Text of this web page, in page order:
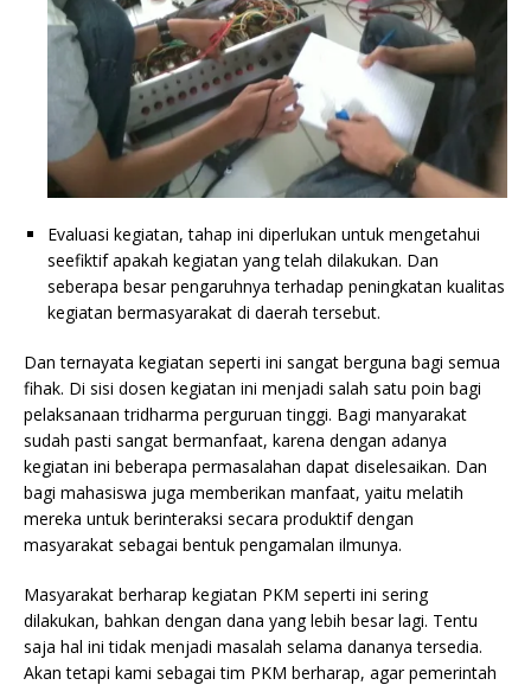
Evaluasi kegiatan, tahap ini diperlukan untuk mengetahui
seefiktif apakah kegiatan yang telah dilakukan. Dan
seberapa besar pengaruhnya terhadap peningkatan kualitas
kegiatan bermasyarakat di daerah tersebut.
Dan ternayata kegiatan seperti ini sangat berguna bagi semua
fihak. Di sisi dosen kegiatan ini menjadi salah satu poin bagi
pelaksanaan tridharma perguruan tinggi. Bagi manyarakat
sudah pasti sangat bermanfaat, karena dengan adanya
kegiatan ini beberapa permasalahan dapat diselesaikan. Dan
bagi mahasiswa juga memberikan manfaat, yaitu melatih
mereka untuk berinteraksi secara produktif dengan
masyarakat sebagai bentuk pengamalan ilmunya.
Masyarakat berharap kegiatan PKM seperti ini sering
dilakukan, bahkan dengan dana yang lebih besar lagi. Tentu
saja hal ini tidak menjadi masalah selama dananya tersedia.
Akan tetapi kami sebagai tim PKM berharap, agar pemerintah